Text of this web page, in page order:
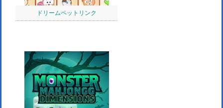
ドリームペットリンク